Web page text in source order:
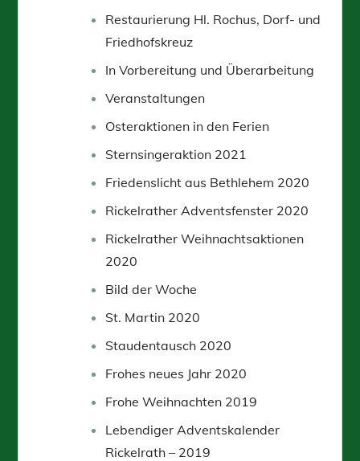
Restaurierung Hl. Rochus, Dorf- und
Friedhofskreuz
In Vorbereitung und Überarbeitung
Veranstaltungen
Osteraktionen in den Ferien
Sternsingeraktion 2021
Friedenslicht aus Bethlehem 2020
Rickelrather Adventsfenster 2020
Rickelrather Weihnachtsaktionen
2020
Bild der Woche
St. Martin 2020
Staudentausch 2020
Frohes neues Jahr 2020
Frohe Weihnachten 2019
Lebendiger Adventskalender
Rickelrath – 2019